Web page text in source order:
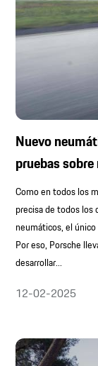
Nuevo
pruebas
Como en todos los
precisa de todos los
neumáticos, el
Por eso, Porsche
desarrollar...
12-02-2025